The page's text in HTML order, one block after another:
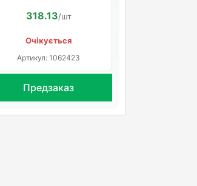
318.13/шт
Очікується
Артикул: 1062423
Предзаказ